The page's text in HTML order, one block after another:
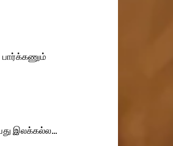
பார்க்கணும்
இலக்கல்ல…